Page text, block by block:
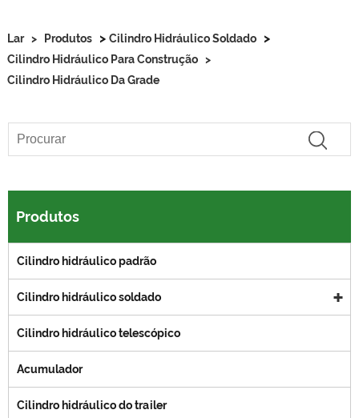
Lar > Produtos > Cilindro Hidráulico Soldado >
Cilindro Hidráulico Para Construção >
Cilindro Hidráulico Da Grade
Produtos
Cilindro hidráulico padrão
Cilindro hidráulico soldado
Cilindro hidráulico telescópico
Acumulador
Cilindro hidráulico do trailer